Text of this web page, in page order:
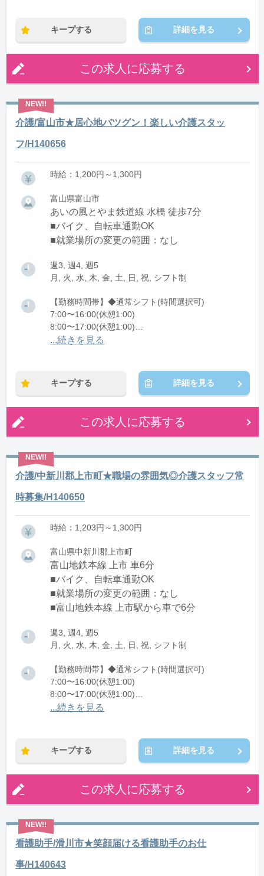
キープする
詳細を見る
この求人に応募する
介護/富山市★居心地バツグン！楽しい介護スタッ
フ/H140656
時給：1,200円～1,300円
富山県富山市
あいの風とやま鉄道線 水橋 徒歩7分
■バイク、自転車通勤OK
■就業場所の変更の範囲：なし
週3, 週4, 週5
月, 火, 水, 木, 金, 土, 日, 祝, シフト制
【勤務時間帯】◆通常シフト(時間選択可)
7:00〜16:00(休憩1:00)
8:00〜17:00(休憩1:00)
12:00〜21:00(休憩1:00)
...続きを見る
キープする 詳細を見る
この求人に応募する
介護/中新川郡上市町★職場の雰囲気◎介護スタッフ常
時募集/H140650
時給：1,203円～1,300円
富山県中新川郡上市町
富山地鉄本線 上市 車6分
■バイク、自転車通勤OK
■就業場所の変更の範囲：なし
■富山地鉄本線 上市駅から車で6分
週3, 週4, 週5
月, 火, 水, 木, 金, 土, 日, 祝, シフト制
【勤務時間帯】◆通常シフト(時間選択可)
7:00〜16:00(休憩1:00)
8:00〜17:00(休憩1:00)
12:00〜21:00(休憩1:00)
...続きを見る
キープする 詳細を見る
この求人に応募する
看護助手/滑川市★笑顔届ける看護助手のお仕
事/H140643